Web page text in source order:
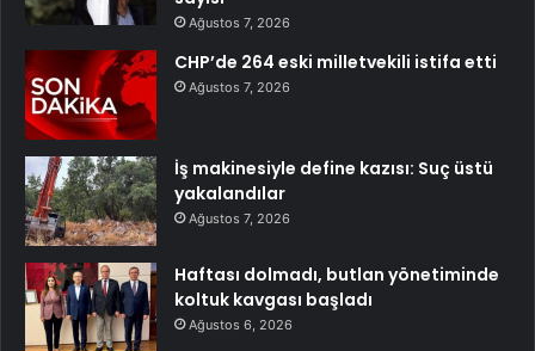
Ağustos 7, 2026
CHP’de 264 eski milletvekili istifa etti
Ağustos 7, 2026
İş makinesiyle define kazısı: Suç üstü
yakalandılar
Ağustos 7, 2026
Haftası dolmadı, butlan yönetiminde
koltuk kavgası başladı
Ağustos 6, 2026